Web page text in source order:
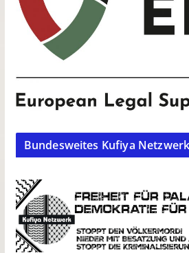
Bundesweites Kufiya Netzwerk